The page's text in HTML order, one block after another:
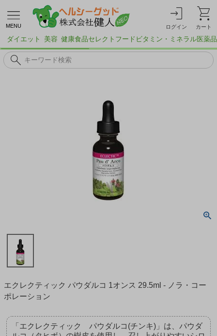
MENU ログイン カート
ダイエット 美容 健康食品セレクトフード ビタミン・ミネラル医薬品
エクレクティック パウダルコ 1オンス 29.5ml - ノラ・コー
ポレーション
「エクレクティック パウダルコ(チンキ)」は、パウダ